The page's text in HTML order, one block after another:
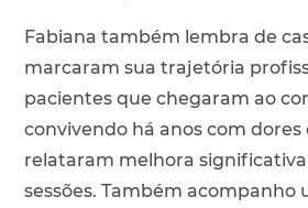
Fabiana também lembra de
marcaram sua trajetória
pacientes que chegaram ao
convivendo há anos com dores
relataram melhora
sessões. Também acompanho